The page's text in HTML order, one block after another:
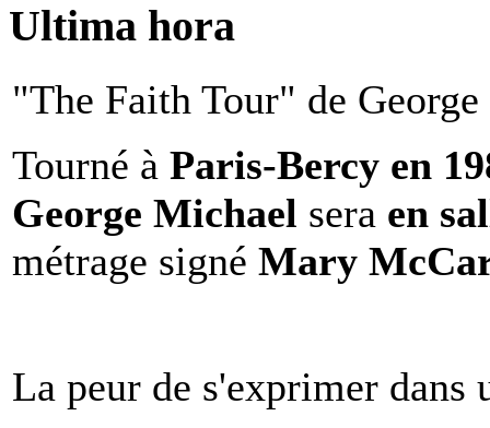
Ultima hora
"The Faith Tour" de
Tourné à Paris-Bercy en
George Michael sera en
métrage signé Mary
La peur de s'exprimer dans